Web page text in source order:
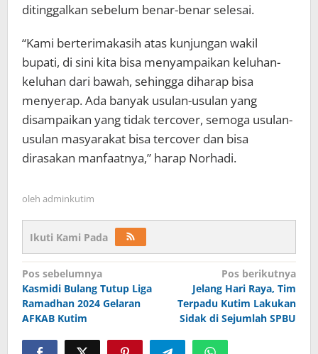
ditinggalkan sebelum benar-benar selesai.
“Kami berterimakasih atas kunjungan wakil
bupati, di sini kita bisa menyampaikan keluhan-
keluhan dari bawah, sehingga diharap bisa
menyerap. Ada banyak usulan-usulan yang
disampaikan yang tidak tercover, semoga usulan-
usulan masyarakat bisa tercover dan bisa
dirasakan manfaatnya,” harap Norhadi.
oleh adminkutim
Ikuti Kami Pada
Navigasi
pos
Pos sebelumnya
Kasmidi Bulang Tutup Liga
Ramadhan 2024 Gelaran
AFKAB Kutim
Pos berikutnya
Jelang Hari Raya, Tim
Terpadu Kutim Lakukan
Sidak di Sejumlah SPBU